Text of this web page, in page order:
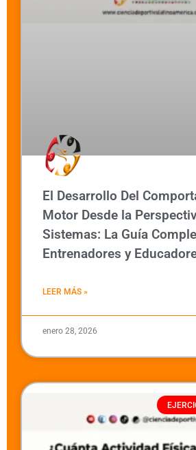
El Desarrollo Del
Motor Desde la
Sistemas: La Guía
Entrenadores y
LEER MÁS »
enero 28, 2026